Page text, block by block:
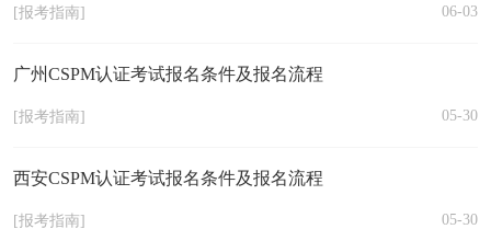
[报考指南] 06-03
广州CSPM认证考试报名条件及报名流程
[报考指南] 05-30
西安CSPM认证考试报名条件及报名流程
[报考指南] 05-30